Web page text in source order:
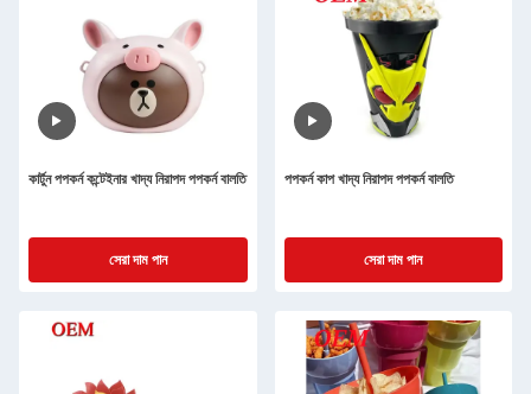
কার্টুন পপকর্ন কন্টেইনার খাদ্য নিরাপদ পপকর্ন বালতি
সেরা দাম পান
পপকর্ন কাপ খাদ্য নিরাপদ পপকর্ন বালতি
সেরা দাম পান